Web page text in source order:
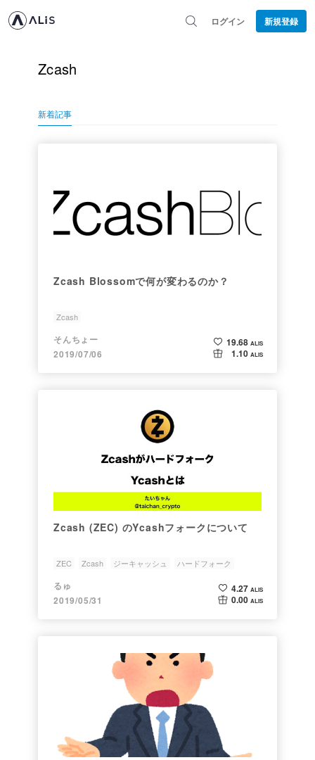
ログイン 新規登録
Zcash
新着記事
Zcash Blossomで何が変わるのか？
Zcash
そんちょー
2019/07/06
19.68 ALIS
1.10 ALIS
Zcash (ZEC) のYcashフォークについて
ZEC Zcash ジーキャッシュ
ハードフォーク
仮想通貨
るゅ
2019/05/31
4.27 ALIS
0.00 ALIS